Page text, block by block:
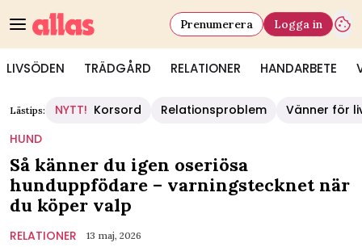
LIVSÖDEN TRÄDGÅRD RELATIONER HANDARBETE
Prenumerera Logga in
Lästips: NYTT! Korsord Relationsproblem
Vänner för
HUND
Så känner du igen oseriösa
hunduppfödare – varningstecknet när
du köper valp
RELATIONER 13 maj, 2026